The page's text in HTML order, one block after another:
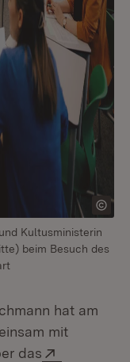
Kultusministerin
beim Besuch des
hat am
mit
das